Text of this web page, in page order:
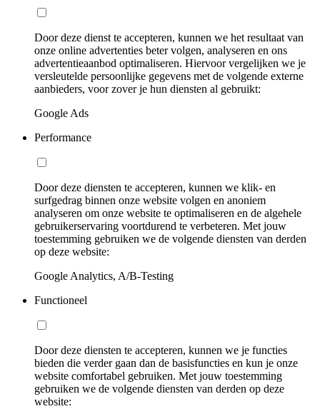
Door deze dienst te accepteren, kunnen we het resultaat van
onze online advertenties beter volgen, analyseren en ons
advertentieaanbod optimaliseren. Hiervoor vergelijken we je
versleutelde persoonlijke gegevens met de volgende externe
aanbieders, voor zover je hun diensten al gebruikt:
Google Ads
Performance
Door deze diensten te accepteren, kunnen we klik- en
surfgedrag binnen onze website volgen en anoniem
analyseren om onze website te optimaliseren en de algehele
gebruikerservaring voortdurend te verbeteren. Met jouw
toestemming gebruiken we de volgende diensten van derden
op deze website:
Google Analytics, A/B-Testing
Functioneel
Door deze diensten te accepteren, kunnen we je functies
bieden die verder gaan dan de basisfuncties en kun je onze
website comfortabel gebruiken. Met jouw toestemming
gebruiken we de volgende diensten van derden op deze
website: